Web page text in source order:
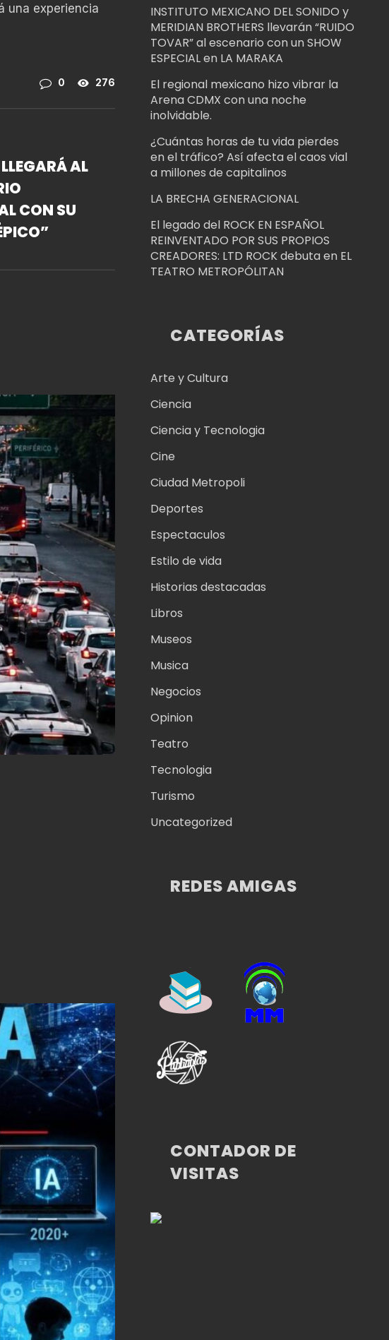
una experiencia
0 276
AL
CON SU
INSTITUTO MEXICANO DEL SONIDO y
MERIDIAN BROTHERS llevarán “RUIDO
TOVAR” al escenario con un SHOW
ESPECIAL en LA MARAKA
El regional mexicano hizo vibrar la
Arena CDMX con una noche
inolvidable.
¿Cuántas horas de tu vida pierdes
en el tráfico? Así afecta el caos vial
a millones de capitalinos
LA BRECHA GENERACIONAL
El legado del ROCK EN ESPAÑOL
REINVENTADO POR SUS PROPIOS
CREADORES: LTD ROCK debuta en EL
TEATRO METROPÓLITAN
CATEGORÍAS
Arte y Cultura
Ciencia
Ciencia y Tecnologia
Cine
Ciudad Metropoli
Deportes
Espectaculos
Estilo de vida
Historias destacadas
Libros
Museos
Musica
Negocios
Opinion
Teatro
Tecnologia
Turismo
Uncategorized
REDES AMIGAS
CONTADOR DE
VISITAS